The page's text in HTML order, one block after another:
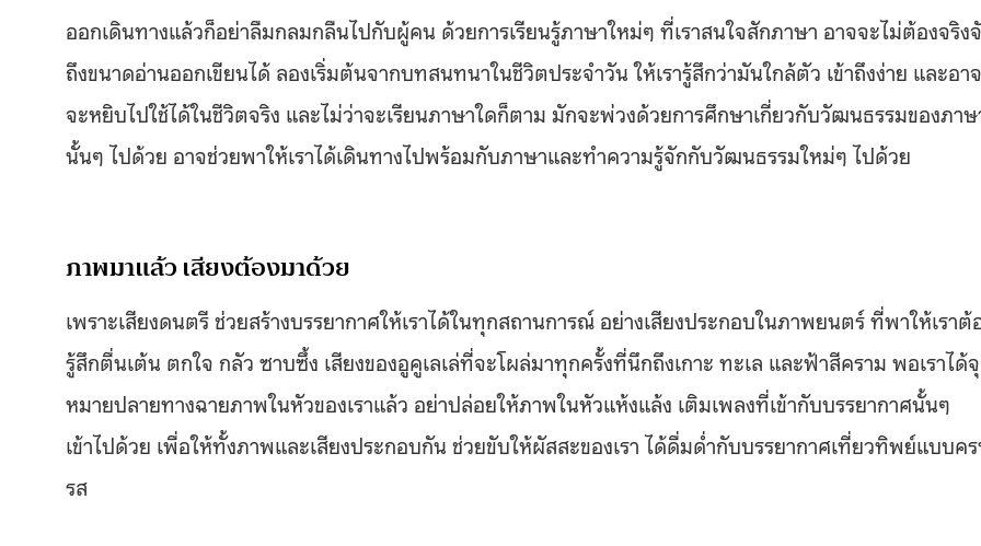
ออกเดินทางแล้วก็อย่าลืมกลมกลืนไปกับผู้คน ด้วยการเรียนรู้ภาษาใหม่ๆ ที่เราสนใจสักภาษา อาจจะไม่ต้องจริง
ถึงขนาดอ่านออกเขียนได้ ลองเริ่มต้นจากบทสนทนาในชีวิตประจำวัน ให้เรารู้สึกว่ามันใกล้ตัว เข้าถึงง่าย และอาจ
จะหยิบไปใช้ได้ในชีวิตจริง และไม่ว่าจะเรียนภาษาใดก็ตาม มักจะพ่วงด้วยการศึกษาเกี่ยวกับวัฒนธรรมของภาษ
นั้นๆ ไปด้วย อาจช่วยพาให้เราได้เดินทางไปพร้อมกับภาษาและทำความรู้จักกับวัฒนธรรมใหม่ๆ ไปด้วย
ภาพมาแล้ว เสียงต้องมาด้วย
เพราะเสียงดนตรี ช่วยสร้างบรรยากาศให้เราได้ในทุกสถานการณ์ อย่างเสียงประกอบในภาพยนตร์ ที่พาให้เราต้
รู้สึกตื่นเต้น ตกใจ กลัว ซาบซึ้ง เสียงของอูคูเลเล่ที่จะโผล่มาทุกครั้งที่นึกถึงเกาะ ทะเล และฟ้าสีคราม พอเราได้
หมายปลายทางฉายภาพในหัวของเราแล้ว อย่าปล่อยให้ภาพในหัวแห้งแล้ง เติมเพลงที่เข้ากับบรรยากาศนั้นๆ
เข้าไปด้วย เพื่อให้ทั้งภาพและเสียงประกอบกัน ช่วยขับให้ผัสสะของเรา ได้ดื่มด่ำกับบรรยากาศเที่ยวทิพย์แบบค
รส